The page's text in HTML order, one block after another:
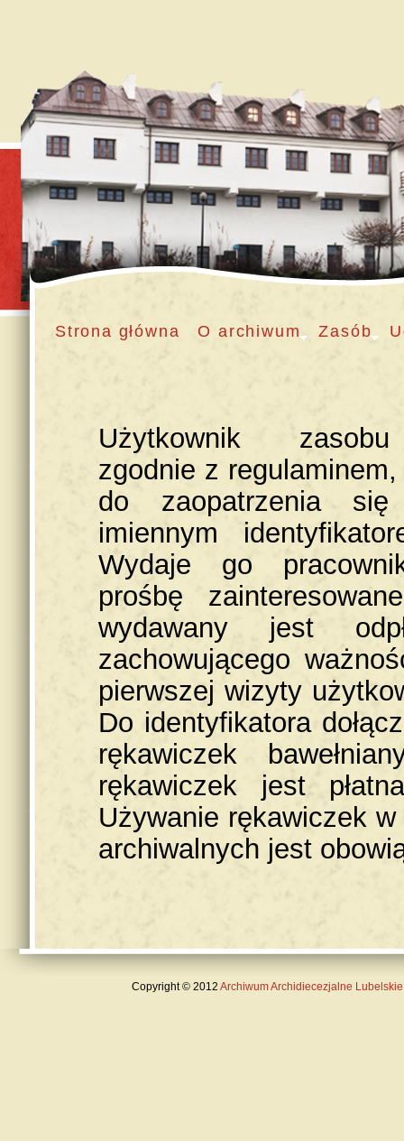
Strona główna O archiwum Zasób
Użytkownik
zgodnie z
do zaopatrzenia się
imiennym
Wydaje go
prośbę
wydawany jest
zachowującego
pierwszej wizyty
Do identyfikatora
rękawiczek
rękawiczek jest
Używanie rękawiczek
archiwalnych jest
Copyright©2012 Archiwum Archidiecezjalne Lubelskie